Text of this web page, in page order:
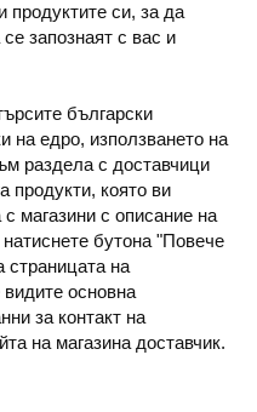
си, за да
запознаят с вас и
български
на едро, използването на
раздела с доставчици
продукти, която ви
магазини с описание на
натиснете бутона "Повече
на
основна
за контакт на
на магазина доставчик.